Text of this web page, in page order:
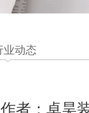
业动态
作者：卓